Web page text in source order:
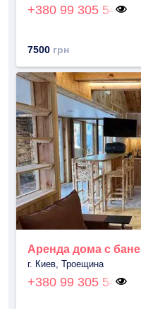
+380 99 305 54
7500 грн
Аренда дома с
г. Киев, Троещина
+380 99 305 54